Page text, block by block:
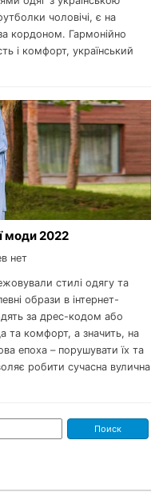
чоловічі, є на
кордоном. Гармонійно
і комфорт, український
моди 2022
нет
стилі одягу та
образи в інтернет-
за дрес-кодом або
та комфорт, а значить, на
епоха – порушувати їх та
робити сучасна вулична